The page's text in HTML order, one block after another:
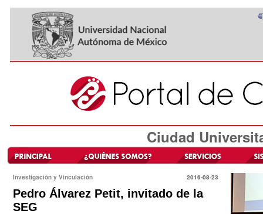
Ciudad
Investigación y Vinculación 2016-08-23
Pedro Álvarez Petit, invitado de la
SEG